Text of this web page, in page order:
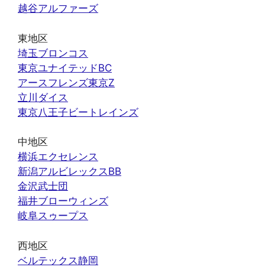
越谷アルファーズ
東地区
埼玉ブロンコス
東京ユナイテッドBC
アースフレンズ東京Z
立川ダイス
東京八王子ビートレインズ
中地区
横浜エクセレンス
新潟アルビレックスBB
金沢武士団
福井ブローウィンズ
岐阜スゥープス
西地区
ベルテックス静岡